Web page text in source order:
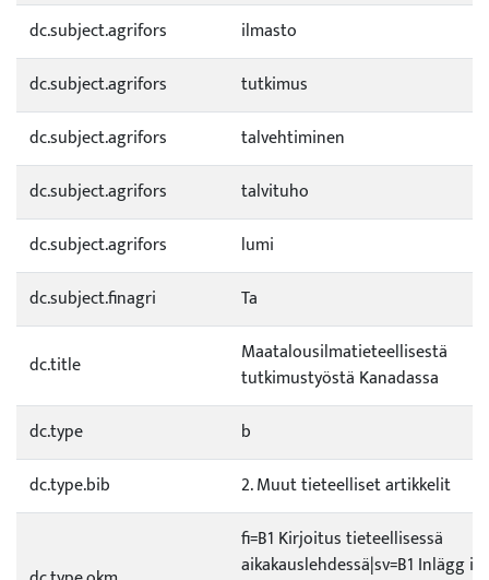
dc.subject.agrifors
ilmasto
dc.subject.agrifors
tutkimus
dc.subject.agrifors
talvehtiminen
dc.subject.agrifors
talvituho
dc.subject.agrifors
lumi
dc.subject.finagri
Ta
dc.title
Maatalousilmatieteellisestä
tutkimustyöstä Kanadassa
dc.type
b
dc.type.bib
2. Muut tieteelliset artikkelit
fi=B1 Kirjoitus tieteellisessä
aikakauslehdessä|sv=B1 Inlägg i